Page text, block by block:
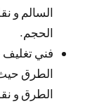
السالم و
الحجم.
فني
الطرق حيث
الطرق و